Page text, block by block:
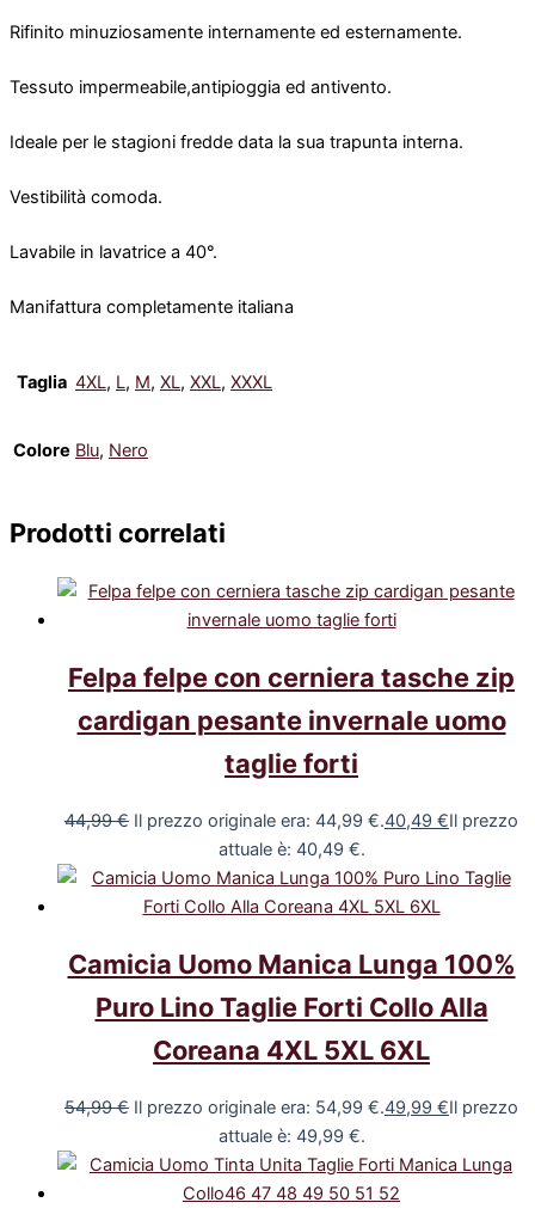
Rifinito minuziosamente internamente ed esternamente.
Tessuto impermeabile,antipioggia ed antivento.
Ideale per le stagioni fredde data la sua trapunta interna.
Vestibilità comoda.
Lavabile in lavatrice a 40°.
Manifattura completamente italiana
Taglia 4XL, L, M, XL, XXL, XXXL
Colore Blu, Nero
Prodotti correlati
Felpa felpe con cerniera tasche zip
cardigan pesante invernale uomo
taglie forti
44,99€ Il prezzo originale era: 44,99 €.40,49 €Il prezzo
attuale è: 40,49 €.
Camicia Uomo Manica Lunga 100%
Puro Lino Taglie Forti Collo Alla
Coreana 4XL 5XL 6XL
54,99€ Il prezzo originale era: 54,99 €.49,99 €Il prezzo
attuale è: 49,99 €.